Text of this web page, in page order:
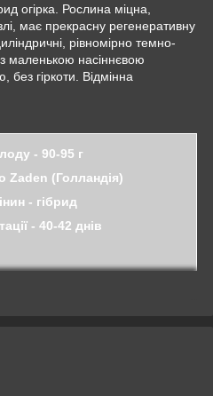
огірка. Рослина міцна,
має прекрасну регенеративну
рівномірно темно-
з маленькою насіннєвою
гіркоти. Відмінна
- 90-95 г
Zaden (Голландія)
- гібрид
- 40-42 днів